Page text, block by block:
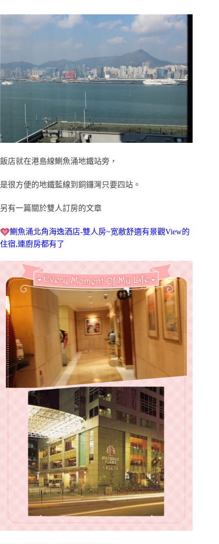
飯店就在港島線鰂魚涌地鐵站旁，
是很方便的地鐵藍線到銅鑼灣只要四站。
另有一篇關於雙人訂房的文章
鰂魚涌北角海逸酒店-雙人房~宽敝舒適有景觀View的
住宿,連廚房都有了